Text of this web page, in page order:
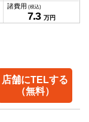
諸費用 (税込)
7.3 万円
店舗にTELする
（無料）